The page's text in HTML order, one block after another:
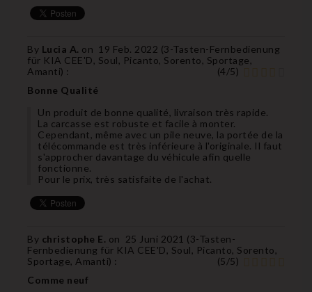
By Lucia A. on 19 Feb. 2022 (3-Tasten-Fernbedienung
für KIA CEE'D, Soul, Picanto, Sorento, Sportage,
Amanti) : (4/5)
Bonne Qualité
Un produit de bonne qualité, livraison très rapide.
La carcasse est robuste et facile à monter.
Cependant, même avec un pile neuve, la portée de la
télécommande est très inférieure à l'originale. Il faut
s'approcher davantage du véhicule afin quelle
fonctionne.
Pour le prix, très satisfaite de l'achat.
By christophe E. on 25 Juni 2021 (3-Tasten-
Fernbedienung für KIA CEE'D, Soul, Picanto, Sorento,
Sportage, Amanti) : (5/5)
Comme neuf